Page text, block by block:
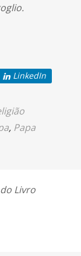
LinkedIn
, Papa
Livro